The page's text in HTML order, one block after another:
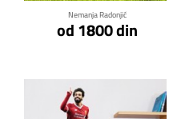
Nemanja Radonjić
od 1800 din